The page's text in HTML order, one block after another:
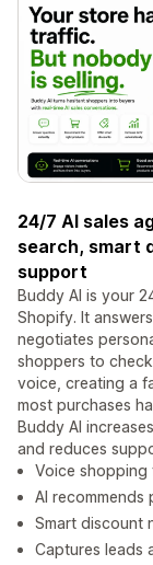
24/7 AI sales
search, smart
support
Buddy AI is your
Shopify. It
negotiates
shoppers to
voice, creating a
most purchases
Buddy AI
and reduces
Voice shopping
AI
Smart discount
Captures leads